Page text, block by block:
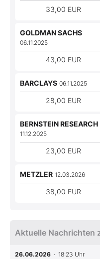
33,00 EUR
GOLDMAN SACHS
06.11.2025
43,00 EUR
BARCLAYS 06.11.2025
28,00 EUR
BERNSTEIN RESEARCH
11.12.2025
23,00 EUR
METZLER 12.03.2026
38,00 EUR
Aktuelle Nachrichten
26.06.2026 · 18:23 Uhr